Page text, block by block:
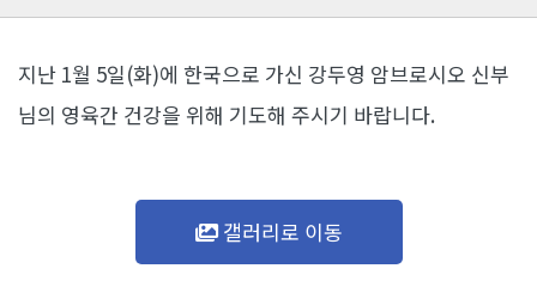
지난 1월 5일(화)에 한국으로 가신 강두영 암브로시오 신부
님의 영육간 건강을 위해 기도해 주시기 바랍니다.
갤러리로 이동